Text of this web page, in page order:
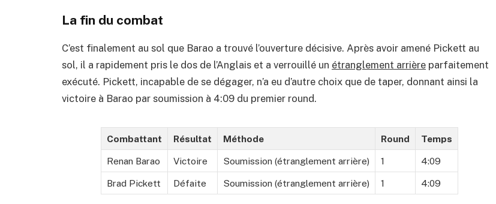
La fin du combat
C’est finalement au sol que Barao a trouvé l’ouverture décisive. Après avoir amené Pickett au
sol, il a rapidement pris le dos de l’Anglais et a verrouillé un étranglement arrière parfaitement
exécuté. Pickett, incapable de se dégager, n’a eu d’autre choix que de taper, donnant ainsi la
victoire à Barao par soumission à 4:09 du premier round.
Combattant Résultat Méthode Round Temps
Renan Barao Victoire Soumission (étranglement arrière) 1 4:09
Brad Pickett Défaite Soumission (étranglement arrière) 1 4:09